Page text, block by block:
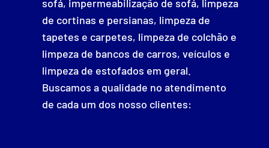
sofá, impermeabilização de sofá, limpeza
de cortinas e persianas, limpeza de
tapetes e carpetes, limpeza de colchão e
limpeza de bancos de carros, veículos e
limpeza de estofados em geral.
Buscamos a qualidade no atendimento
de cada um dos nosso clientes: